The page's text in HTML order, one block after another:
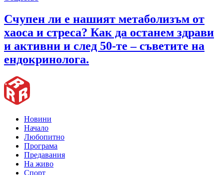
Счупен ли е нашият метаболизъм от
хаоса и стреса? Как да останем здрави
и активни и след 50-те – съветите на
ендокринолога.
Новини
Начало
Любопитно
Програма
Предавания
На живо
Спорт